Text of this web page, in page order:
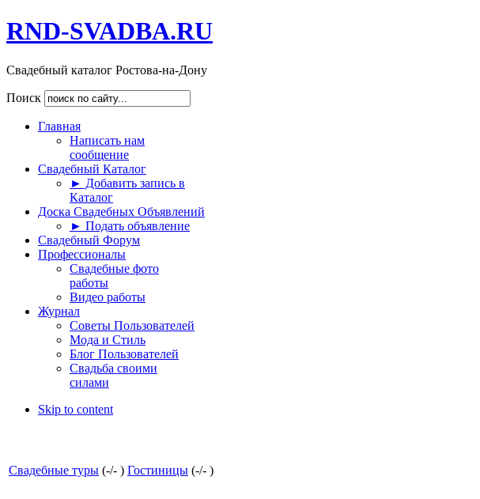
RND-SVADBA.RU
Свадебный каталог Ростова-на-Дону
Поиск
Главная
Написать нам
сообщение
Свадебный Каталог
► Добавить запись в
Каталог
Доска Свадебных Объявлений
► Подать объявление
Свадебный Форум
Профессионалы
Свадебные фото
работы
Видео работы
Журнал
Советы Пользователей
Мода и Стиль
Блог Пользователей
Свадьба своими
силами
Skip to content
Свадебные туры (-/- ) Гостиницы (-/- )